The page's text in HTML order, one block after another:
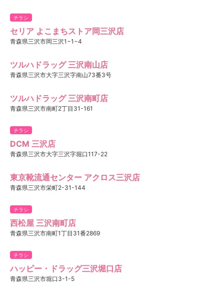
チラシ
セリア よこまちストア岡三沢店
青森県三沢市岡三沢1−1−4
ツルハドラッグ 三沢南山店
青森県三沢市大字三沢字南山73番3号
ツルハドラッグ 三沢南町店
青森県三沢市南町2丁目31-161
チラシ
DCM 三沢店
青森県三沢市大字三沢字堀口117-22
東京靴流通センター アクロス三沢店
青森県三沢市栄町2-31-144
チラシ
西松屋 三沢南町店
青森県三沢市南町1丁目31番2869
チラシ
ハッピー・ドラッグ三沢堀口店
青森県三沢市堀口3-1-5